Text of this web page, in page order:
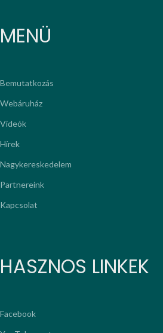
MENÜ
Bemutatkozás
Webáruház
Videók
Hírek
Nagykereskedelem
Partnereink
Kapcsolat
HASZNOS LINKEK
Facebook